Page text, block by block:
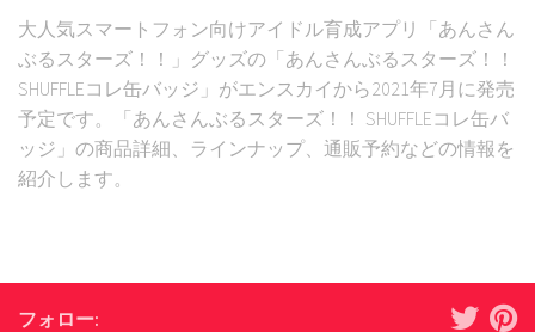
大人気スマートフォン向けアイドル育成アプリ「あんさん
ぶるスターズ！！」グッズの「あんさんぶるスターズ！！
SHUFFLEコレ缶バッジ」がエンスカイから2021年7月に発売
予定です。「あんさんぶるスターズ！！ SHUFFLEコレ缶バ
ッジ」の商品詳細、ラインナップ、通販予約などの情報を
紹介します。
フォロー: